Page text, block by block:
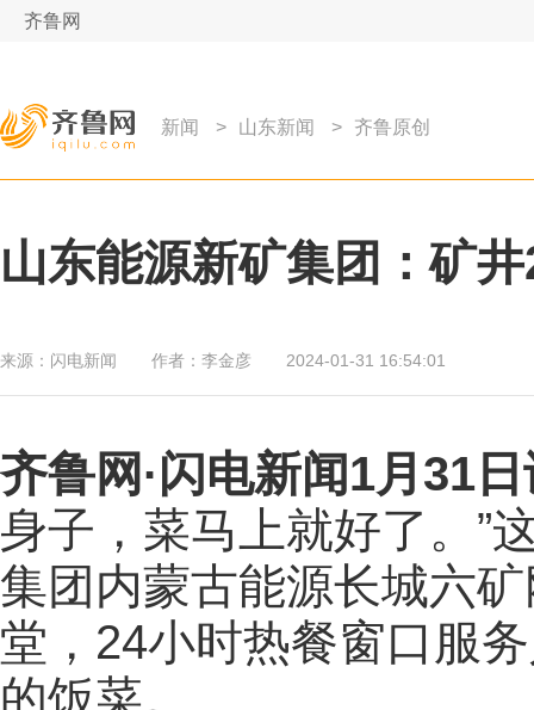
齐鲁网
新闻 > 山东新闻 > 齐鲁原创
山东能源新矿集团：矿
来源： 闪电新闻 作者： 李金彦 2024-01-31 16:54:01
齐鲁网 ·闪电新闻1月31
身子，菜马上就好了。”
集团内蒙古能源长城六
堂，24小时热餐窗口服
的饭菜。